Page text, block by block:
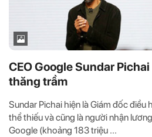
CEO Google Sundar
thăng trầm
Sundar Pichai hiện là Giám đốc điều
thể thiếu và cũng là người nhận
Google (khoảng 183 triệu ...